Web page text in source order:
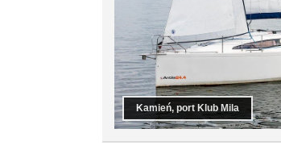
Kamień, port Klub Mila